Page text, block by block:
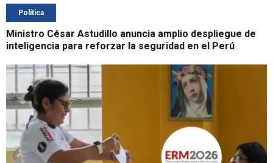
Política
Ministro César Astudillo anuncia amplio despliegue de
inteligencia para reforzar la seguridad en el Perú